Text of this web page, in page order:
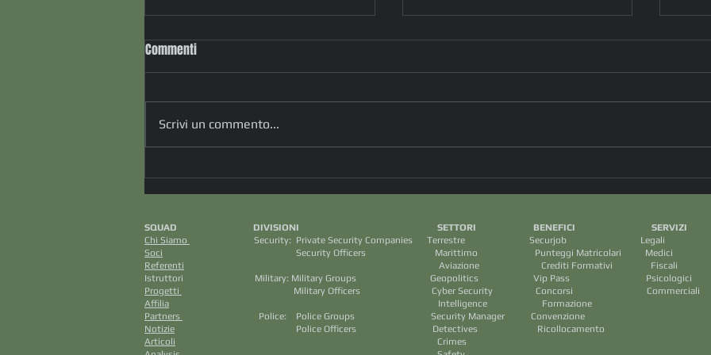
Tra i tanti “talloni d’Achille”
dell’IA l’inaspettata Cultura, sotto
sottointeso che ci illumina !
(dott.ssa Daniela Bellomi)
Drone ucraino fa strage in
spiaggia. E Kiev blocca il
Commenti
Scrivi un commento...
SQUAD DIVISIONI SETTORI BENEFICI
Chi Siamo
Security: Private Security Companies Terrestre Securjob Legali
Soci Security Officers Marittimo Punteggi Matricolari Medici
Referenti Aviazione Crediti Formativi
Istruttori Military: Military Groups Geopolitics Vip Pass Psicologici
Progetti
Military Officers Cyber Security Concorsi Commerciali
Affilia Intelligence Formazione
Partners
Police: Police Groups Security Manager Convenzione
Notizie Police Officers Detectives Ricollocamento
Articoli Crimes